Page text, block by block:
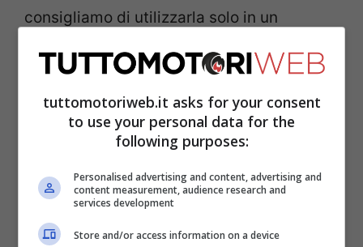
consigliamo di utilizzarla solo in un
tuttomotoriweb.it asks for your consent
to use your personal data for the
following purposes:
Personalised advertising and content, advertising and
content measurement, audience research and
services development
Store and/or access information on a device